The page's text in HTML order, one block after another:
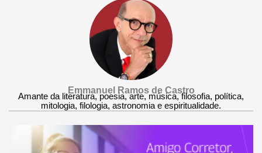
Emmanuel Ramos de Castro
Amante da literatura, poesia, arte, música, filosofia, política,
mitologia, filologia, astronomia e espiritualidade.